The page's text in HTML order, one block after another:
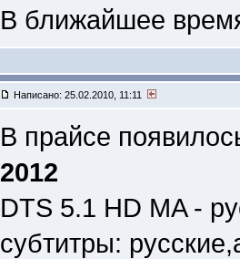
В ближайшее
Написано: 25.02.2010, 11:11
В прайсе
2012
DTS 5.1 HD MA -
субтитры: